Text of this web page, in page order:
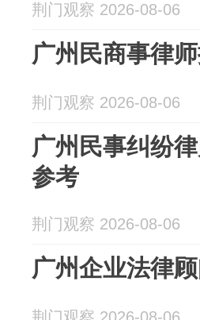
荆门观察 2026-08-06
广州民商事律
荆门观察 2026-08-06
广州民事纠纷
参考
荆门观察 2026-08-06
广州企业法律